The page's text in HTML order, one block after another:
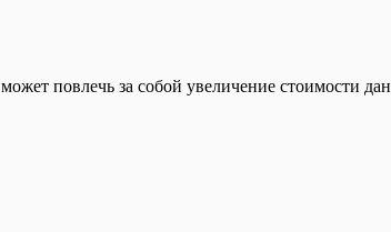
повлечь за собой увеличение стоимости